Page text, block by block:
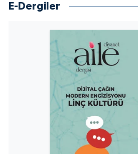
E-Dergiler